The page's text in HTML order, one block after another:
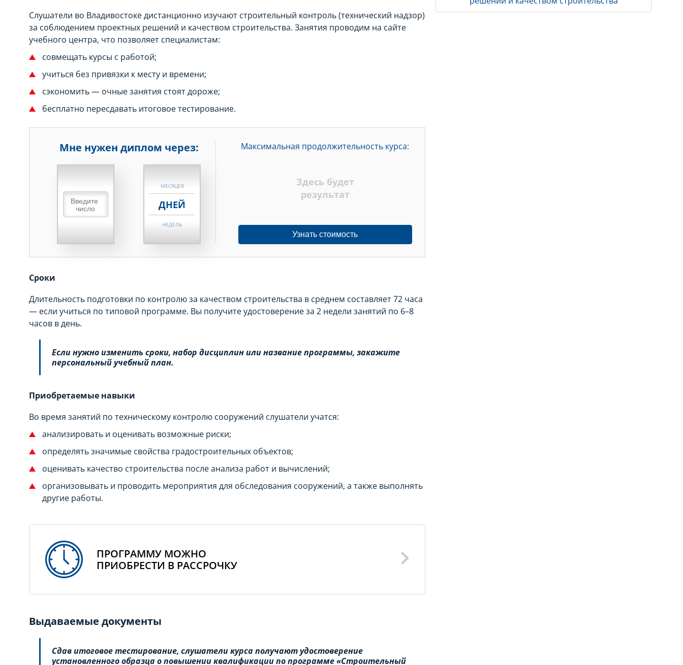
Слушатели во Владивостоке дистанционно изучают строительный контроль (технический надзор)
за соблюдением проектных решений и качеством строительства. Занятия проводим на сайте
учебного центра, что позволяет специалистам:
совмещать курсы с работой;
учиться без привязки к месту и времени;
сэкономить — очные занятия стоят дороже;
бесплатно пересдавать итоговое тестирование.
Мне нужен диплом через:
НЕДЕЛЬ
МЕСЯЦЕВ
ДНЕЙ
НЕДЕЛЬ
МЕСЯЦЕВ
МЕСЯЦЕВ
Максимальная продолжительность курса:
Здесь будет
результат
Узнать стоимость
Сроки
Длительность подготовки по контролю за качеством строительства в среднем составляет 72 часа
— если учиться по типовой программе. Вы получите удостоверение за 2 недели занятий по 6–8
часов в день.
Если нужно изменить сроки, набор дисциплин или название программы, закажите
персональный учебный план.
Приобретаемые навыки
Во время занятий по техническому контролю сооружений слушатели учатся:
анализировать и оценивать возможные риски;
определять значимые свойства градостроительных объектов;
оценивать качество строительства после анализа работ и вычислений;
организовывать и проводить мероприятия для обследования сооружений, а также выполнять
другие работы.
ПРОГРАММУ МОЖНО
ПРИОБРЕСТИ В РАССРОЧКУ
Выдаваемые документы
Сдав итоговое тестирование, слушатели курса получают удостоверение
установленного образца о повышении квалификации по программе «Строительный